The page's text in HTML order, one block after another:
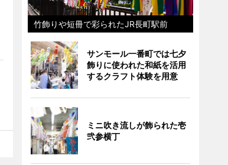
竹飾りや短冊で彩られたJR長町駅前
サンモール一番町では七夕
飾りに使われた和紙を活用
するクラフト体験を用意
ミニ吹き流しが飾られた壱
弐参横丁